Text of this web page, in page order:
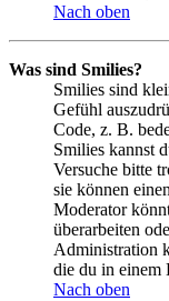
Nach oben
Was sind Smilies?
Smilies sind
Gefühl
Code, z. B.
Smilies kannst
Versuche bitte
sie können
Moderator
überarbeiten
Administration
die du in einem
Nach oben